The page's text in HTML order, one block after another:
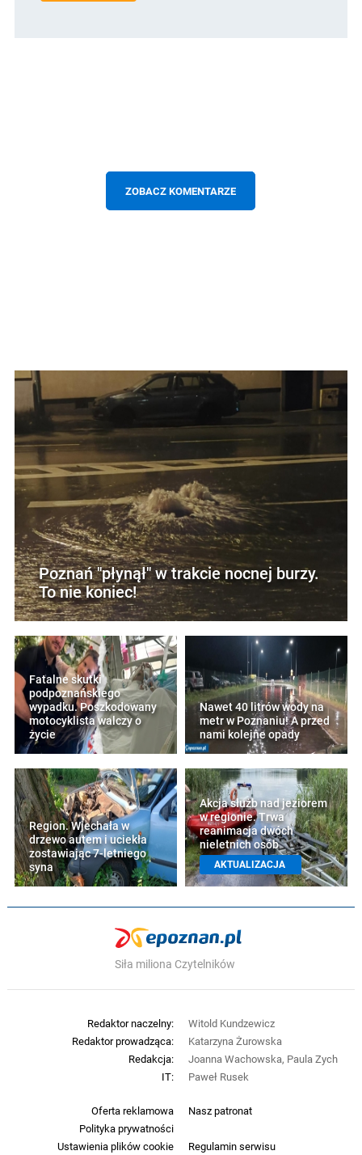
ZOBACZ KOMENTARZE
Poznań "płynął" w trakcie nocnej burzy.
To nie koniec!
Fatalne skutki
podpoznańskiego
wypadku. Poszkodowany
motocyklista walczy o
życie
Nawet 40 litrów wody na
metr w Poznaniu! A przed
nami kolejne opady
Region. Wjechała w
drzewo autem i uciekła
zostawiając 7-letniego
syna
Akcja służb nad jeziorem
w regionie. Trwa
reanimacja dwóch
nieletnich osób
AKTUALIZACJA
Siła miliona Czytelników
Oferta reklamowa
Nasz patronat
Polityka prywatności
Ustawienia plików cookie
Regulamin serwisu
Redaktor naczelny:
Witold Kundzewicz
Redaktor prowadząca:
Katarzyna Żurowska
Redakcja:
Joanna Wachowska, Paula Zych
IT:
Paweł Rusek